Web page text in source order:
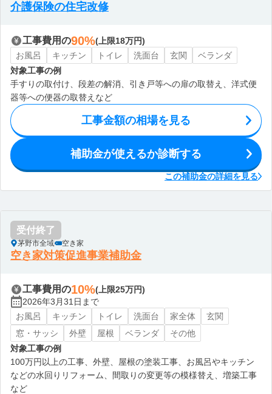
介護保険の住宅改修
工事費用の90%(上限18万円)
お風呂
キッチン トイレ 洗面台 玄関
ベランダ
対象工事の例
手すりの取付け、段差の解消、引き戸等への扉の取替え、洋式便
器等への便器の取替えなど
工事金額の相場を見る
補助金が使えるか診断する
この補助金の詳細を見る
受付終了
茅野市全域 空き家
空き家対策促進事業補助金
工事費用の10%(上限25万円)
2026年3月31日まで
お風呂
キッチン トイレ 洗面台 家全体
玄関
窓・サッシ
外壁 屋根 ベランダ
その他
対象工事の例
100万円以上の工事、外壁、屋根の塗装工事、お風呂やキッチン
などの水回りリフォーム、間取りの変更等の模様替え、増築工事
など